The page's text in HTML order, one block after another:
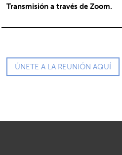
Transmisión a través de Zoom.
ÚNETE A LA REUNIÓN AQUÍ